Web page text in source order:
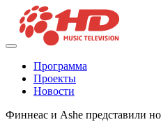
Программа
Проекты
Новости
Финнеас и Ashe представили